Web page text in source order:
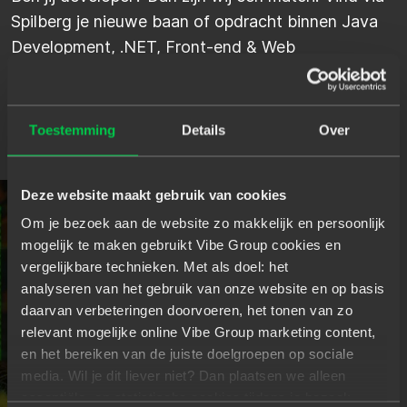
Toestemming Details Over
Deze website maakt gebruik van cookies
Om je bezoek aan de website zo makkelijk en persoonlijk
mogelijk te maken gebruikt Vibe Group cookies en
vergelijkbare technieken. Met als doel: het
analyseren van het gebruik van onze website en op basis
daarvan verbeteringen doorvoeren, het tonen van zo
relevant mogelijke online Vibe Group marketing content,
en het bereiken van de juiste doelgroepen op sociale
media. Wil je dit liever niet? Dan plaatsen we alleen
essentiële- en statistische cookies tijdens je bezoek.
Spilberg je nieuwe baan of opdracht binnen Java
Development, .NET, Front-end & Web
Development, Mendix & Low-code, Mobile
Development, Python Development en Testing.
Ons netwerk wacht op jou.